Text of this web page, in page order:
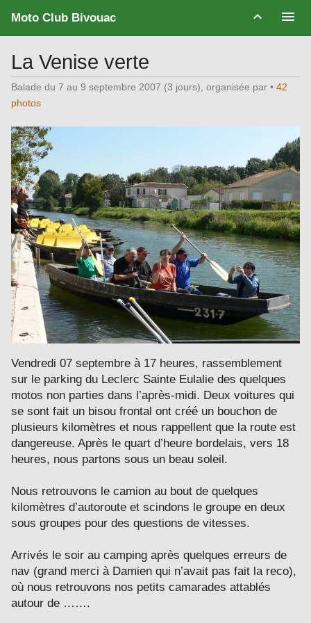
Moto Club Bivouac
La Venise verte
Balade du 7 au 9 septembre 2007 (3 jours), organisée par • 42
photos
Vendredi 07 septembre à 17 heures, rassemblement
sur le parking du Leclerc Sainte Eulalie des quelques
motos non parties dans l’après-midi. Deux voitures qui
se sont fait un bisou frontal ont créé un bouchon de
plusieurs kilomètres et nous rappellent que la route est
dangereuse. Après le quart d’heure bordelais, vers 18
heures, nous partons sous un beau soleil.
Nous retrouvons le camion au bout de quelques
kilomètres d’autoroute et scindons le groupe en deux
sous groupes pour des questions de vitesses.
Arrivés le soir au camping après quelques erreurs de
nav (grand merci à Damien qui n’avait pas fait la reco),
où nous retrouvons nos petits camarades attablés
autour de …….